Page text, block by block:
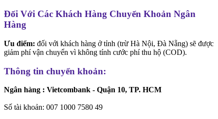
Đối Với Các Khách Hàng Chuyển Khoản Ngân
Hàng
Ưu điểm: đối với khách hàng ở tỉnh (trừ Hà Nội, Đà Nẵng) sẽ được
giảm phí vận chuyển vì không tính cước phí thu hộ (COD).
Thông tin chuyển khoản:
Ngân hàng : Vietcombank - Quận 10, TP. HCM
Số tài khoản: 007 1000 7580 49